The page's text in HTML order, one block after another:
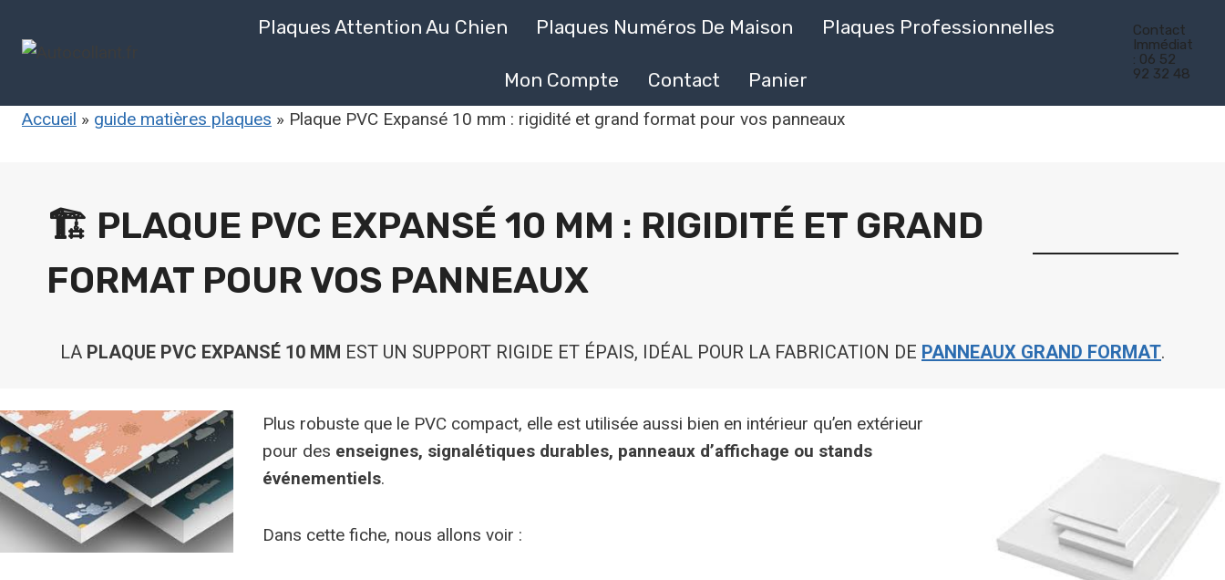
Plaques Attention Au Chien Plaques Numéros De Maison Plaques Professionnelles
Mon Compte Contact Panier
Contact
Immédiat
: 06 52
92 32 48
Accueil » guide matières plaques » Plaque PVC Expansé 10 mm : rigidité et grand format pour vos panneaux
🏗️ PLAQUE PVC EXPANSÉ 10 MM : RIGIDITÉ ET GRAND
FORMAT POUR VOS PANNEAUX
LA PLAQUE PVC EXPANSÉ 10 MM EST UN SUPPORT RIGIDE ET ÉPAIS, IDÉAL POUR LA FABRICATION DE PANNEAUX GRAND FORMAT.
Plus robuste que le PVC compact, elle est utilisée aussi bien en intérieur qu’en extérieur
pour des enseignes, signalétiques durables, panneaux d’affichage ou stands
événementiels.
Dans cette fiche, nous allons voir :